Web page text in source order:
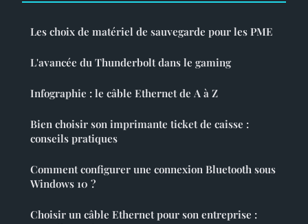
Les choix de matériel de sauvegarde pour les PME
L'avancée du Thunderbolt dans le gaming
Infographie : le câble Ethernet de A à Z
Bien choisir son imprimante ticket de caisse :
conseils pratiques
Comment configurer une connexion Bluetooth sous
Windows 10 ?
Choisir un câble Ethernet pour son entreprise :